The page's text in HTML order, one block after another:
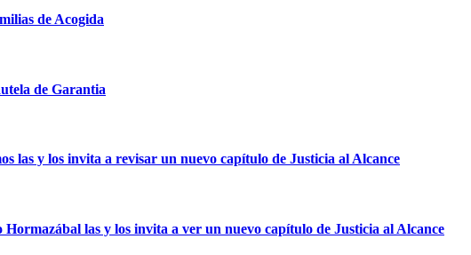
de Acogida
de Garantia
las y los invita a revisar un nuevo capítulo de Justicia al Alcance
las y los invita a ver un nuevo capítulo de Justicia al Alcance